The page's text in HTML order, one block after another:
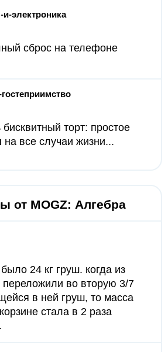
электроника
сброс на телефоне
бисквитный торт: простое
на все случаи жизни...
от MOGZ: Алгебра
24 кг груш. когда из
переложили во вторую 3/7
в ней груш, то масса
стала в 2 раза